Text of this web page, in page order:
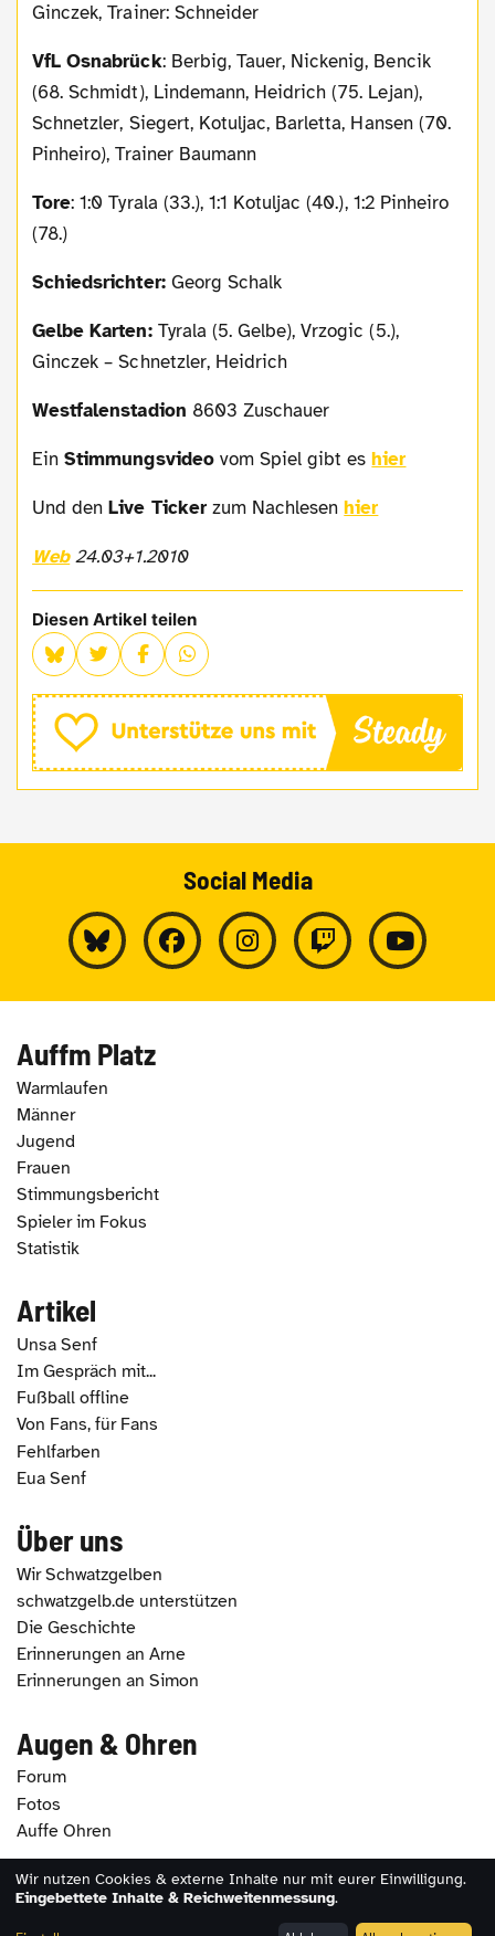
Ginczek, Trainer: Schneider
VfL Osnabrück: Berbig, Tauer, Nickenig, Bencik
(68. Schmidt), Lindemann, Heidrich (75. Lejan),
Schnetzler, Siegert, Kotuljac, Barletta, Hansen (70.
Pinheiro), Trainer Baumann
Tore: 1:0 Tyrala (33.), 1:1 Kotuljac (40.), 1:2 Pinheiro
(78.)
Schiedsrichter:Georg Schalk
Gelbe Karten:Tyrala (5. Gelbe), Vrzogic (5.),
Ginczek – Schnetzler, Heidrich
Westfalenstadion 8603 Zuschauer
EinStimmungsvideovom Spiel gibt eshier
Und denLive Tickerzum Nachlesenhier
Web24.03+1.2010
Diesen Artikel teilen
Social Media
Auffm Platz
Warmlaufen
Männer
Jugend
Frauen
Stimmungsbericht
Spieler im Fokus
Statistik
Artikel
Unsa Senf
Im Gespräch mit...
Fußball offline
Von Fans, für Fans
Fehlfarben
Eua Senf
Über uns
Wir Schwatzgelben
schwatzgelb.de unterstützen
Die Geschichte
Erinnerungen an Arne
Erinnerungen an Simon
Augen & Ohren
Forum
Fotos
Auffe Ohren
2026 - schwatzgelb.de |Impressum|Datenschutz
Wir nutzen Cookies & externe Inhalte nur mit eurer Einwilligung.
Eingebettete Inhalte & Reichweitenmessung.